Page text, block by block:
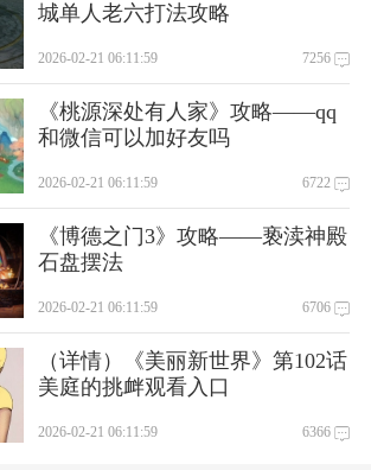
城单人老六打法攻略
2026-02-21 06:11:59 7256
《桃源深处有人家》攻略——qq
和微信可以加好友吗
2026-02-21 06:11:59 6722
《博德之门3》攻略——亵渎神殿
石盘摆法
2026-02-21 06:11:59 6706
（详情）《美丽新世界》第102话
美庭的挑衅观看入口
2026-02-21 06:11:59 6366